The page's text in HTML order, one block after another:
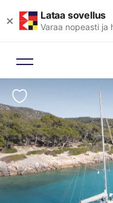
× Lataa sovellus
Varaa nopeasti ja